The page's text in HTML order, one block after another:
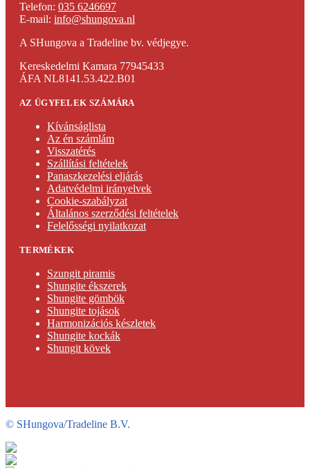
Telefon: 035 6246697
E-mail: info@shungova.nl
A SHungova a Tradeline bv. védjegye.
Kereskedelmi Kamara 77945433
ÁFA NL8141.53.422.B01
AZ ÜGYFELEK SZÁMÁRA
Kívánságlista
Az én számlám
Visszatérés
Szállítási feltételek
Panaszkezelési eljárás
Adatvédelmi irányelvek
Cookie-szabályzat
Általános szerződési feltételek
Felelősségi nyilatkozat
TERMÉKEK
Szungit piramis
Shungite ékszerek
Shungite gömbök
Shungite tojások
Harmonizációs készletek
Shungite kockák
Shungit kövek
© SHungova/Tradeline B.V.